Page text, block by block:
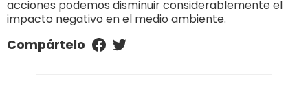
acciones podemos disminuir considerablemente el
impacto negativo en el medio ambiente.
Compártelo